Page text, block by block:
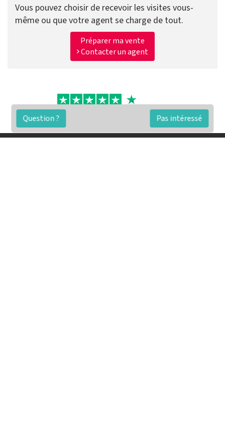
Question ? Pas intéressé
Vous pouvez choisir de recevoir les visites vous-
même ou que votre agent se charge de tout.
Préparer ma vente
Contacter un agent